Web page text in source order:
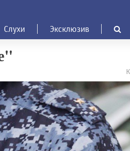
Слухи Эксклюзив